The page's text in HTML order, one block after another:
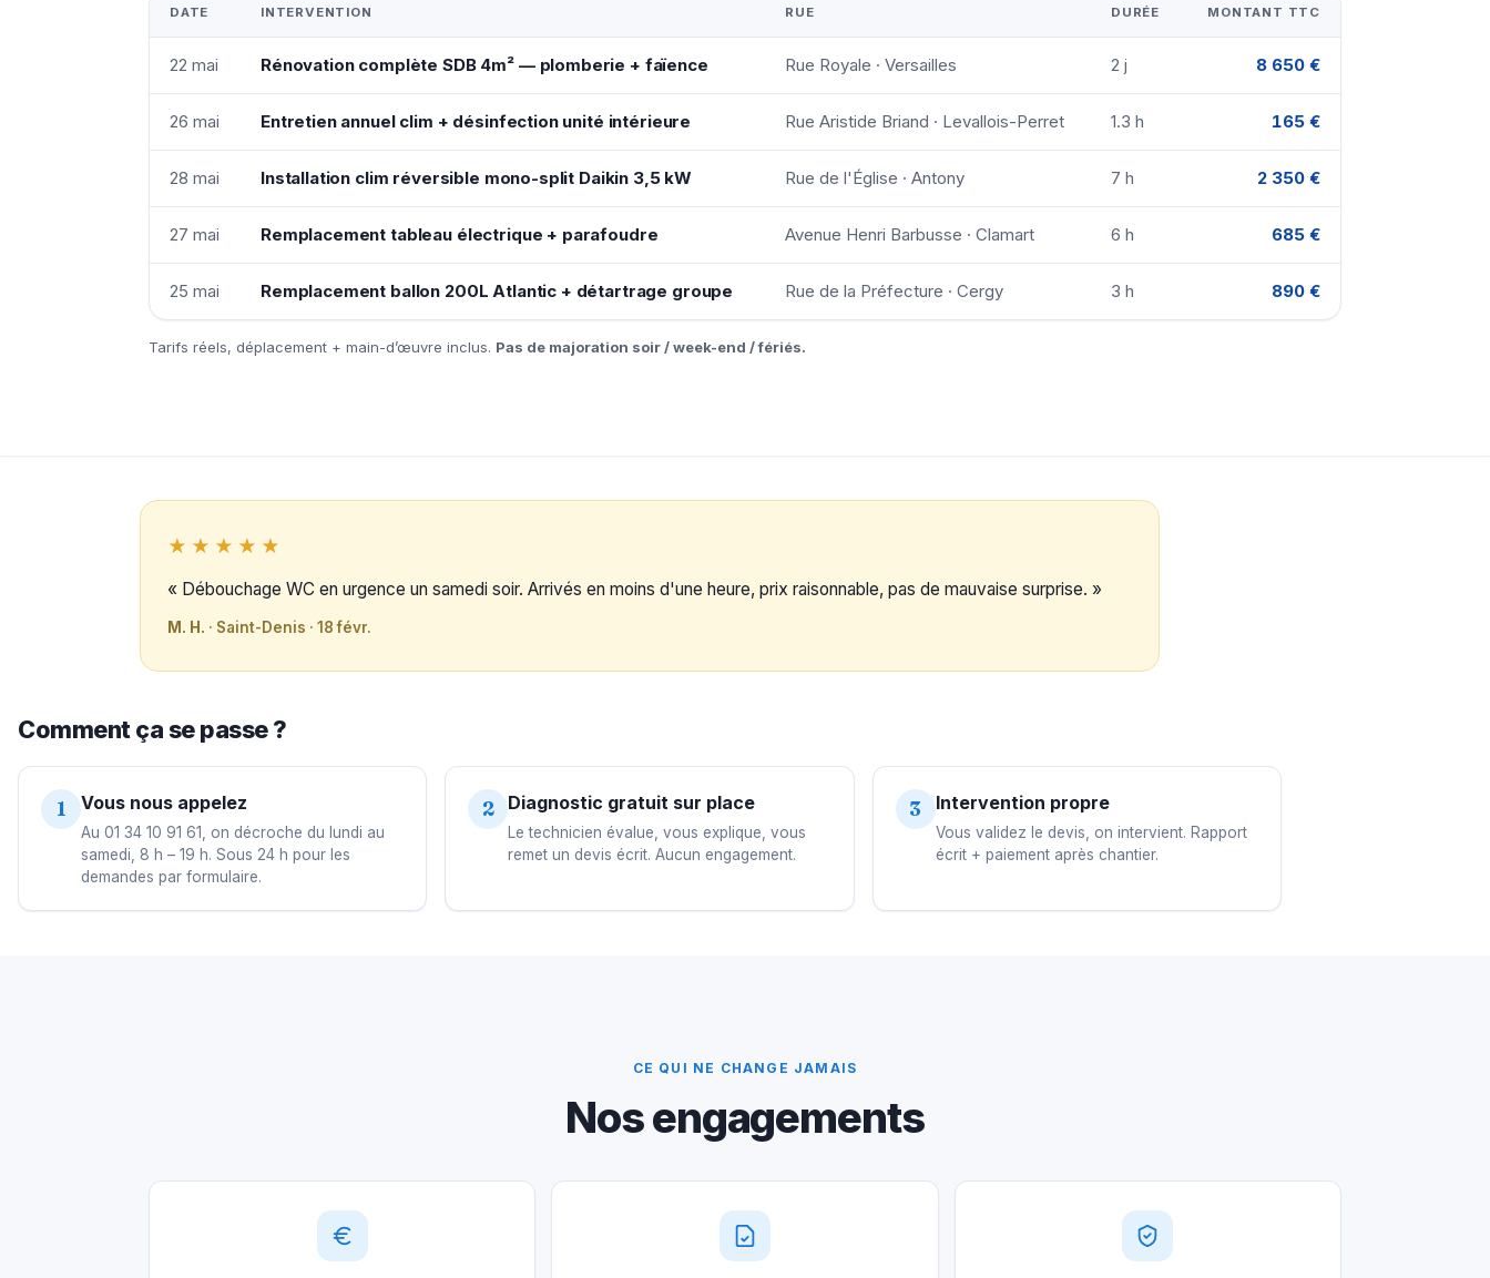
DATE INTERVENTION RUE DURÉE MONTANT TTC
22 mai Rénovation complète SDB 4m² — plomberie + faïence Rue Royale · Versailles 2 j 8 650 €
26 mai Entretien annuel clim + désinfection unité intérieure Rue Aristide Briand · Levallois-Perret 1.3 h 165 €
28 mai Installation clim réversible mono-split Daikin 3,5 kW Rue de l'Église · Antony 7 h 2 350 €
27 mai Remplacement tableau électrique + parafoudre Avenue Henri Barbusse · Clamart 6 h 685 €
25 mai Remplacement ballon 200L Atlantic + détartrage groupe Rue de la Préfecture · Cergy 3 h 890 €
Tarifs réels, déplacement + main-d’œuvre inclus. Pas de majoration soir / week-end / fériés.
★★★★★
« Débouchage WC en urgence un samedi soir. Arrivés en moins d'une heure, prix raisonnable, pas de mauvaise surprise. »
M. H. · Saint-Denis · 18 févr.
Comment ça se passe ?
1 Vous nous appelez
Au 01 34 10 91 61, on décroche du lundi au
samedi, 8 h – 19 h. Sous 24 h pour les
demandes par formulaire.
2 Diagnostic gratuit sur place
Le technicien évalue, vous explique, vous
remet un devis écrit. Aucun engagement.
3 Intervention propre
Vous validez le devis, on intervient. Rapport
écrit + paiement après chantier.
CE QUI NE CHANGE JAMAIS
Nos engagements